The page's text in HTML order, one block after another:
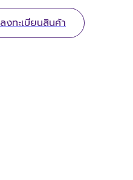
ลงทะเบียนสินค้า